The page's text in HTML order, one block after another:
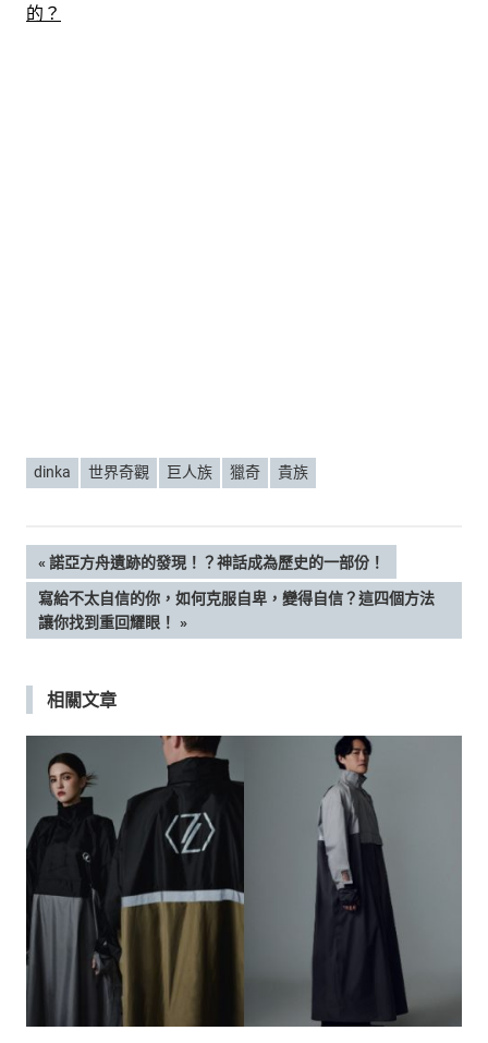
的？
dinka 世界奇觀 巨人族 獵奇 貴族
文
章
覽
PREVIOUS
POST:
諾亞方舟遺跡的發現！？神話成為歷史的一部份！
NEXT
POST:
寫給不太自信的你，如何克服自卑，變得自信？這四個方法
讓你找到重回耀眼！
相關文章